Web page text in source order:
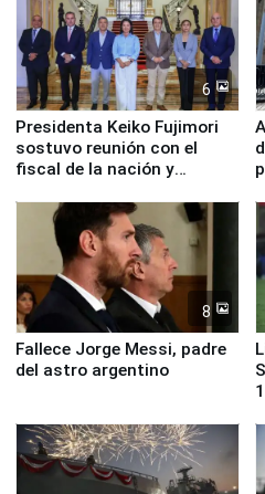
6
Presidenta Keiko Fujimori
sostuvo reunión con el
fiscal de la nación y
8
Fallece Jorge Messi, padre
del astro argentino